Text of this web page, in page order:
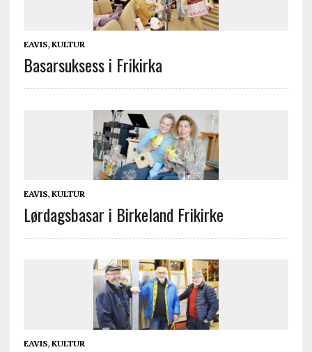
EAVIS, KULTUR
Basarsuksess i Frikirka
EAVIS, KULTUR
Lørdagsbasar i Birkeland Frikirke
EAVIS, KULTUR